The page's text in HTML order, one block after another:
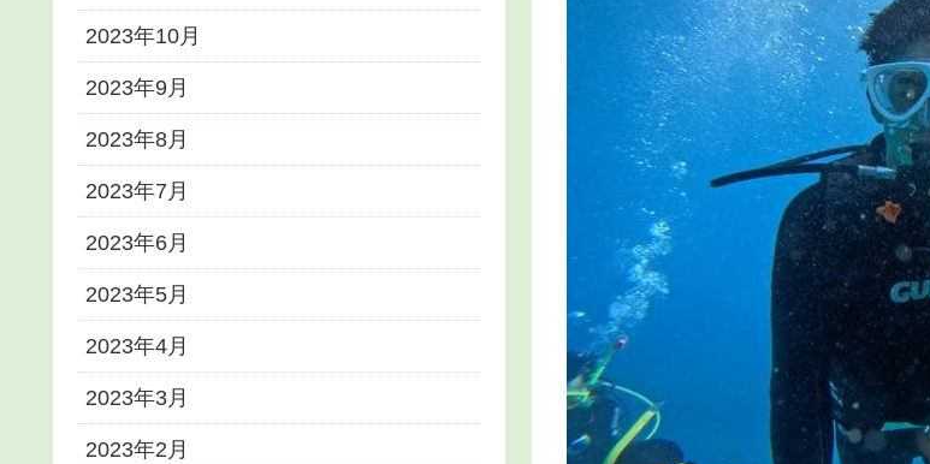
2023年10月
2023年9月
2023年8月
2023年7月
2023年6月
2023年5月
2023年4月
2023年3月
2023年2月